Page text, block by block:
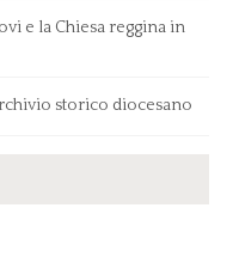
e la Chiesa reggina in
storico diocesano